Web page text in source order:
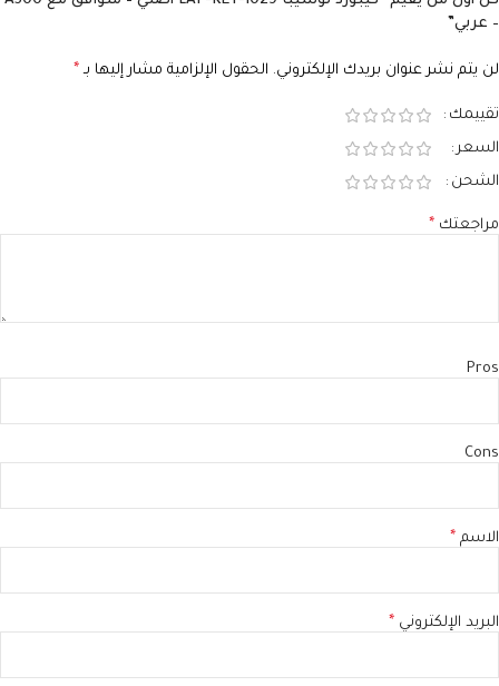
– عربي”
لن يتم نشر عنوان بريدك الإلكتروني. الحقول الإلزامية مشار إليها بـ *
تقييمك
السعر
الشحن
مراجعتك *
Pros
Cons
الاسم *
البريد الإلكتروني *